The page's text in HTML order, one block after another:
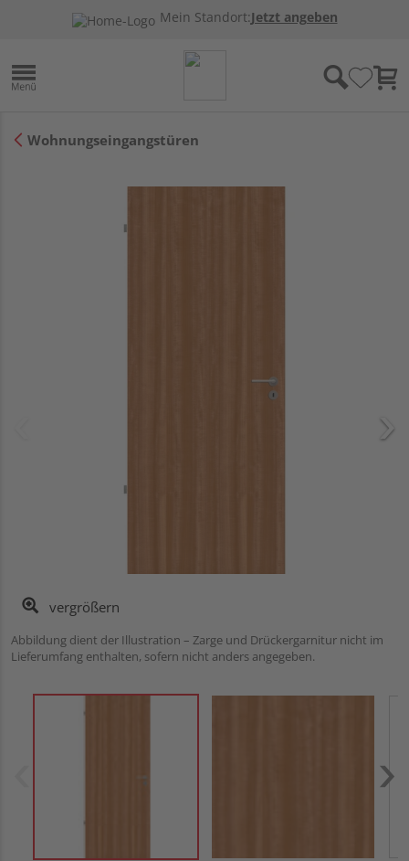
Mein Standort:Jetzt angeben
Wohnungseingangstüren
vergrößern
Abbildung dient der Illustration – Zarge und Drückergarnitur nicht im
Lieferumfang enthalten, sofern nicht anders angegeben.